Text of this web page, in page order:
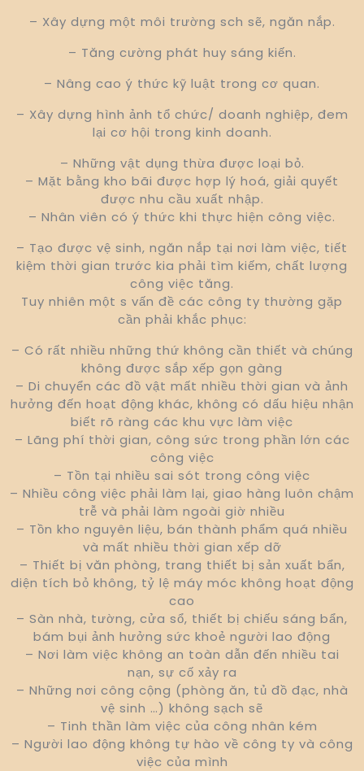
– Xây dựng một môi trường sch sẽ, ngăn nắp.
– Tăng cường phát huy sáng kiến.
– Nâng cao ý thức kỹ luật trong cơ quan.
– Xây dựng hình ảnh tổ chức/ doanh nghiệp, đem
lại cơ hội trong kinh doanh.
– Những vật dụng thừa được loại bỏ.
– Mặt bằng kho bãi được hợp lý hoá, giải quyết
được nhu cầu xuất nhập.
– Nhân viên có ý thức khi thực hiện công việc.
– Tạo được vệ sinh, ngăn nắp tại nơi làm việc, tiết
kiệm thời gian trước kia phải tìm kiếm, chất lượng
công việc tăng.
Tuy nhiên một s vấn đề các công ty thường gặp
cần phải khắc phục:
– Có rất nhiều những thứ không cần thiết và chúng
không được sắp xếp gọn gàng
– Di chuyển các đồ vật mất nhiều thời gian và ảnh
hưởng đến hoạt động khác, không có dấu hiệu nhận
biết rõ ràng các khu vực làm việc
– Lãng phí thời gian, công sức trong phần lớn các
công việc
– Tồn tại nhiều sai sót trong công việc
– Nhiều công việc phải làm lại, giao hàng luôn chậm
trễ và phải làm ngoài giờ nhiều
– Tồn kho nguyên liệu, bán thành phẩm quá nhiều
và mất nhiều thời gian xếp dỡ
– Thiết bị văn phòng, trang thiết bị sản xuất bẩn,
diện tích bỏ không, tỷ lệ máy móc không hoạt động
cao
– Sàn nhà, tường, cửa sổ, thiết bị chiếu sáng bẩn,
bám bụi ảnh hưởng sức khoẻ người lao động
– Nơi làm việc không an toàn dẫn đến nhiều tai
nạn, sự cố xảy ra
– Những nơi công cộng (phòng ăn, tủ đồ đạc, nhà
vệ sinh …) không sạch sẽ
– Tinh thần làm việc của công nhân kém
– Người lao động không tự hào về công ty và công
việc của mình